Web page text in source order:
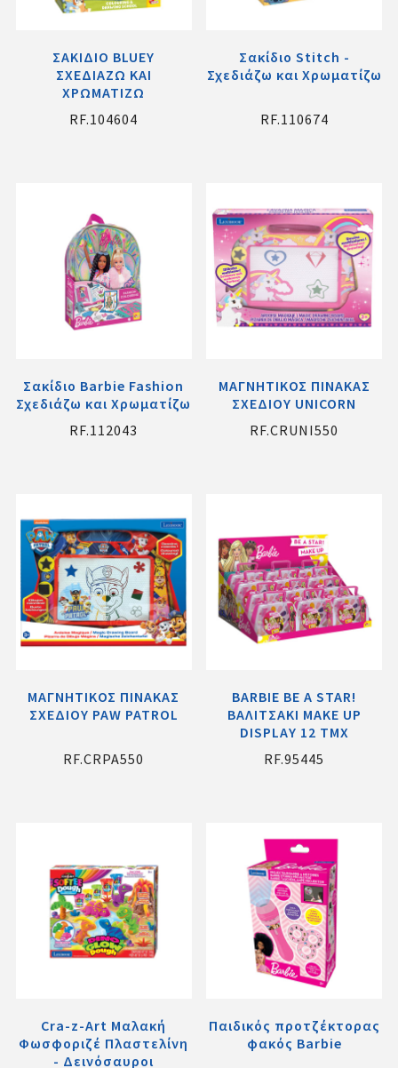
ΣΑΚΙΔΙΟ BLUEY
ΣΧΕΔΙΑΖΩ ΚΑΙ
ΧΡΩΜΑΤΙΖΩ
RF.104604
Σακίδιο Stitch -
Σχεδιάζω και Χρωματίζω
RF.110674
Σακίδιο Barbie Fashion
Σχεδιάζω και Χρωματίζω
RF.112043
ΜΑΓΝΗΤΙΚΟΣ ΠΙΝΑΚΑΣ
ΣΧΕΔΙΟΥ UNICORN
RF.CRUNI550
ΜΑΓΝΗΤΙΚΟΣ ΠΙΝΑΚΑΣ
ΣΧΕΔΙΟΥ PAW PATROL
RF.CRPA550
BARBIE BE A STAR!
ΒΑΛΙΤΣΑΚΙ MAKE UP
DISPLAY 12 ΤΜΧ
RF.95445
Cra-z-Art Μαλακή
Φωσφοριζέ Πλαστελίνη
- Δεινόσαυροι
Παιδικός προτζέκτορας
φακός Barbie